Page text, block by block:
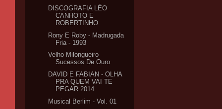
DISCOGRAFIA LÉO
CANHOTO E
ROBERTINHO
Rony E Roby - Madrugada
Fria - 1993
Velho Milongueiro -
Sucessos De Ouro
DAVID E FABIAN - OLHA
PRA QUEM VAI TE
PEGAR 2014
Musical Berlim - Vol. 01